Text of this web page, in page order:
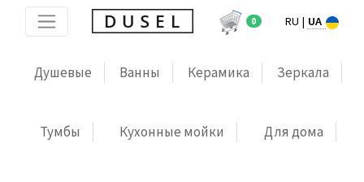
0 RU | UA
Душевые Ванны Керамика Зеркала
Тумбы Кухонные мойки Для дома